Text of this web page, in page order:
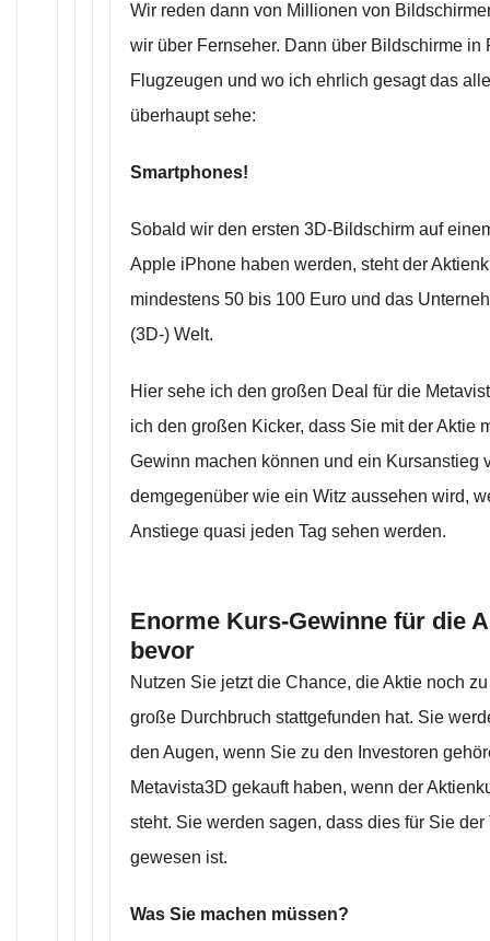
Wir reden dann von Millionen von
wir über Fernseher. Dann über Bildschirme in
Flugzeugen und wo ich ehrlich gesagt das
überhaupt sehe:
Smartphones!
Sobald wir den ersten 3D-Bildschirm auf
Apple iPhone haben werden, steht der
mindestens 50 bis 100 Euro und das
(3D-) Welt.
Hier sehe ich den großen Deal für die
ich den großen Kicker, dass Sie mit der Aktie
Gewinn machen können und ein Kursanstieg
demgegenüber wie ein Witz aussehen wird,
Anstiege quasi jeden Tag sehen werden.
Enorme Kurs-Gewinne für die
bevor
Nutzen Sie jetzt die Chance, die Aktie noch
große Durchbruch stattgefunden hat. Sie
den Augen, wenn Sie zu den Investoren
Metavista3D gekauft haben, wenn der
steht. Sie werden sagen, dass dies für Sie
gewesen ist.
Was Sie machen müssen?